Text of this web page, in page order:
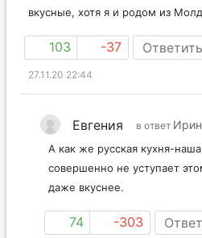
вкусные, хотя я и родом из
103 -37 Ответить
27.11.20 22:44
Евгения в ответ
А как же русская кухня-
совершенно не уступает
даже вкуснее.
74 -303